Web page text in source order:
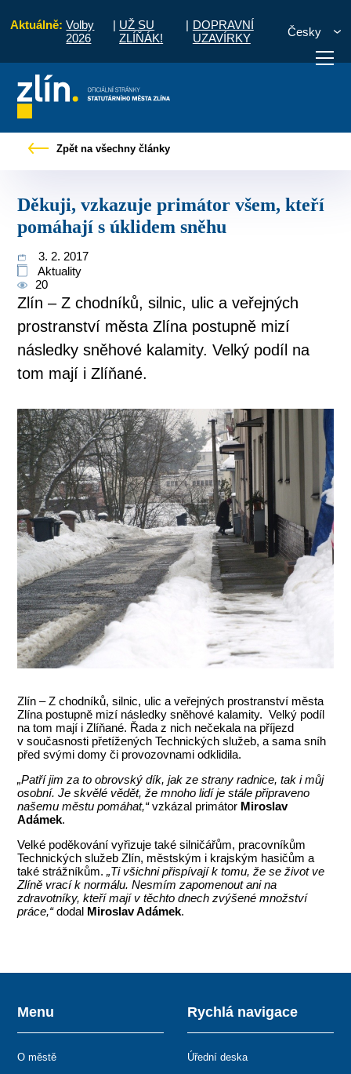
Aktuálně: Volby
2026
| UŽ SU
ZLÍŇÁK!
| DOPRAVNÍ
UZAVÍRKY
Česky
vyřídit Potřebuji zaplatit
Zpět na všechny články
Děkuji, vzkazuje primátor všem, kteří
pomáhají s úklidem sněhu
3. 2. 2017
Aktuality
20
Zlín – Z chodníků, silnic, ulic a veřejných
prostranství města Zlína postupně mizí
následky sněhové kalamity. Velký podíl na
tom mají i Zlíňané.
Zlín – Z chodníků, silnic, ulic a veřejných prostranství města
Zlína postupně mizí následky sněhové kalamity. Velký podíl
na tom mají i Zlíňané. Řada z nich nečekala na příjezd
v současnosti přetížených Technických služeb, a sama sníh
před svými domy či provozovnami odklidila.
„Patří jim za to obrovský dík, jak ze strany radnice, tak i můj
osobní. Je skvělé vědět, že mnoho lidí je stále připraveno
našemu městu pomáhat,“vzkázal primátor Miroslav
Adámek.
Velké poděkování vyřizuje také silničářům, pracovníkům
Technických služeb Zlín, městským i krajským hasičům a
také strážníkům.„Ti všichni přispívají k tomu, že se život ve
Zlíně vrací k normálu. Nesmím zapomenout ani na
zdravotníky, kteří mají v těchto dnech zvýšené množství
práce,“dodal Miroslav Adámek.
Menu
O městě
Rychlá navigace
Úřední deska